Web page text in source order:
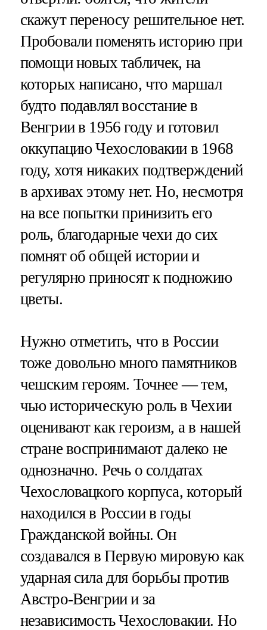
скажут переносу решительное нет.
Пробовали поменять историю при
помощи новых табличек, на
которых написано, что маршал
будто подавлял восстание в
Венгрии в 1956 году и готовил
оккупацию Чехословакии в 1968
году, хотя никаких подтверждений
в архивах этому нет. Но, несмотря
на все попытки принизить его
роль, благодарные чехи до сих
помнят об общей истории и
регулярно приносят к подножию
цветы.
Нужно отметить, что в России
тоже довольно много памятников
чешским героям. Точнее — тем,
чью историческую роль в Чехии
оценивают как героизм, а в нашей
стране воспринимают далеко не
однозначно. Речь о солдатах
Чехословацкого корпуса, который
находился в России в годы
Гражданской войны. Он
создавался в Первую мировую как
ударная сила для борьбы против
Австро-Венгрии и за
независимость Чехословакии. Но